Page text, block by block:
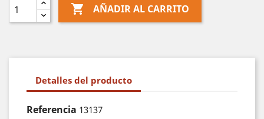
 AÑADIR AL CARRITO
Detalles del producto
Referencia 13137